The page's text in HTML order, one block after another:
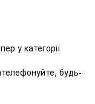
у категорії
будь-